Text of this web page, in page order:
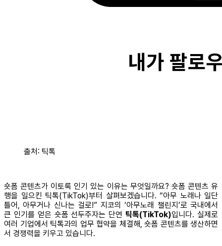
출처: 틱톡
숏폼 콘텐츠가 이토록 인기 있는 이유는 무엇일까요? 숏폼 콘텐츠 유
행을 일으킨 틱톡(TikTok)부터 살펴보겠습니다. “아무 노래나 일단
틀어, 아무거나 신나는 걸로!” 지코의 ‘아무노래 챌린지’로 국내에서
큰 인기를 얻은 숏폼 선두주자는 단연 틱톡(TikTok)입니다. 실제로
여러 기업에서 틱톡과의 업무 협약을 체결해, 숏폼 콘텐츠를 생산하면
서 경쟁력을 키우고 있습니다.